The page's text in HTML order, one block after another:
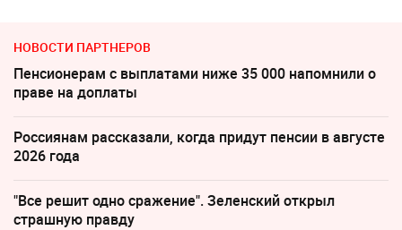
НОВОСТИ ПАРТНЕРОВ
Пенсионерам с выплатами ниже 35 000 напомнили о
праве на доплаты
Россиянам рассказали, когда придут пенсии в августе
2026 года
"Все решит одно сражение". Зеленский открыл
страшную правду